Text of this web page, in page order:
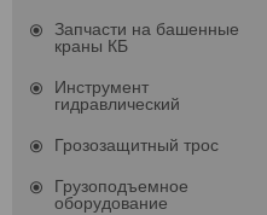
Запчасти на башенные
краны КБ
Инструмент
гидравлический
Грозозащитный трос
Грузоподъемное
оборудование